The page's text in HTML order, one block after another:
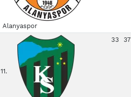
Alanyaspor
11.
33 37